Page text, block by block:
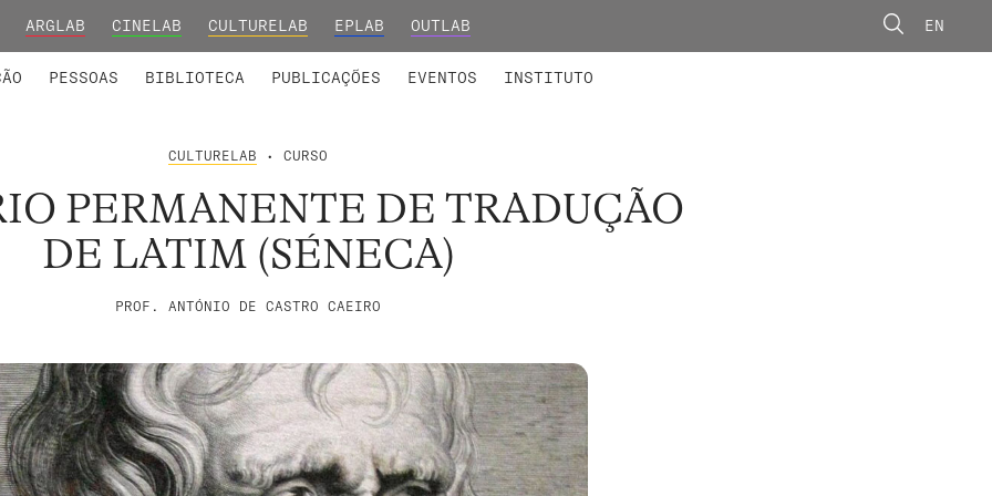
ARGLAB CINELAB CULTURELAB EPLAB OUTLAB EN
PESSOAS BIBLIOTECA PUBLICAÇÕES EVENTOS INSTITUTO
CULTURELAB • CURSO
PERMANENTE DE TRADUÇÃO
DE LATIM (SÉNECA)
PROF. ANTÓNIO DE CASTRO CAEIRO